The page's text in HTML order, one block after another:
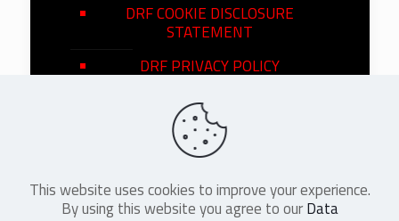
DRF COOKIE DISCLOSURE
STATEMENT
DRF PRIVACY POLICY
©2026DRF en Español. All Rights
This website uses cookies to improve your experience.
By using this website you agree to ourData